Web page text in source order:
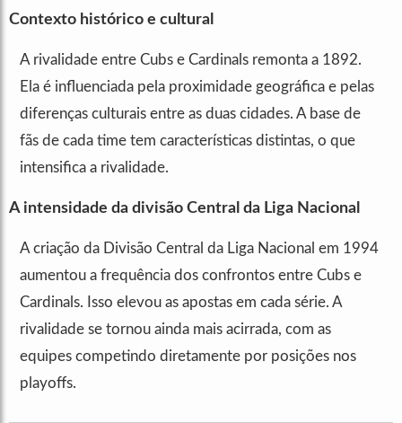
Contexto histórico e cultural
A rivalidade entre Cubs e Cardinals remonta a 1892.
Ela é influenciada pela proximidade geográfica e pelas
diferenças culturais entre as duas cidades. A base de
fãs de cada time tem características distintas, o que
intensifica a rivalidade.
A intensidade da divisão Central da Liga Nacional
A criação da Divisão Central da Liga Nacional em 1994
aumentou a frequência dos confrontos entre Cubs e
Cardinals. Isso elevou as apostas em cada série. A
rivalidade se tornou ainda mais acirrada, com as
equipes competindo diretamente por posições nos
playoffs.